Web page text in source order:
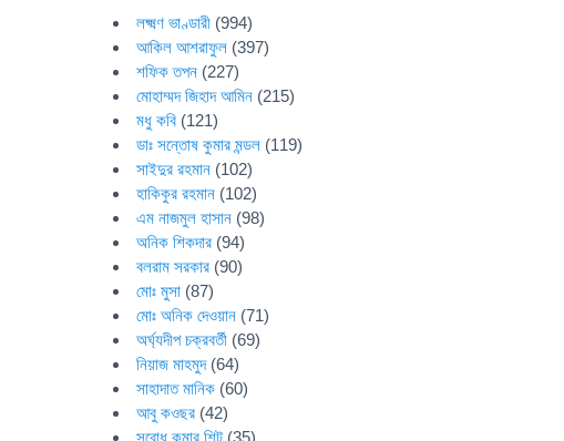
লক্ষ্মণ ভাণ্ডারী (994)
আকিল আশরাফুল (397)
শফিক তপন (227)
মোহাম্মদ জিহাদ আমিন (215)
মধু কবি (121)
ডাঃ সন্তোষ কুমার মন্ডল (119)
সাইদুর রহমান (102)
হাকিকুর রহমান (102)
এম নাজমুল হাসান (98)
অনিক শিকদার (94)
বলরাম সরকার (90)
মোঃ মুসা (87)
মোঃ অনিক দেওয়ান (71)
অর্ঘ্যদীপ চক্রবর্তী (69)
নিয়াজ মাহমুদ(64)
সাহাদাত মানিক (60)
আবু কওছর (42)
সুবোধ কুমার শিট (35)